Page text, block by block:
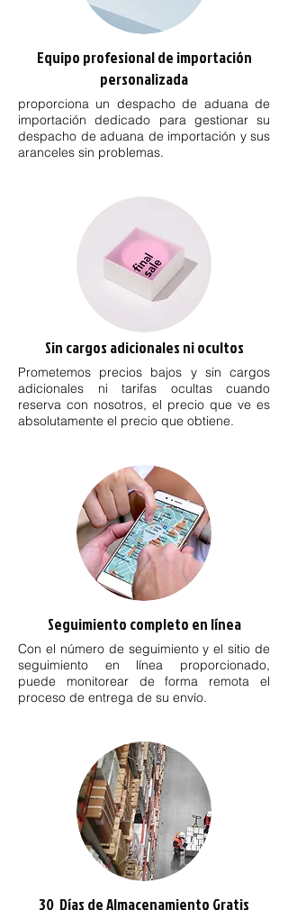
Equipo profesional de importación
personalizada
proporciona un despacho de aduana de
importación dedicado para gestionar su
despacho de aduana de importación y sus
aranceles sin problemas.
Sin cargos adicionales ni ocultos
Prometemos precios bajos y sin cargos
adicionales ni tarifas ocultas cuando
reserva con nosotros, el precio que ve es
absolutamente el precio que obtiene.
Seguimiento completo en línea
Con el número de seguimiento y el sitio de
seguimiento en línea proporcionado,
puede monitorear de forma remota el
proceso de entrega de su envío.
​30 Días de Almacenamiento Gratis